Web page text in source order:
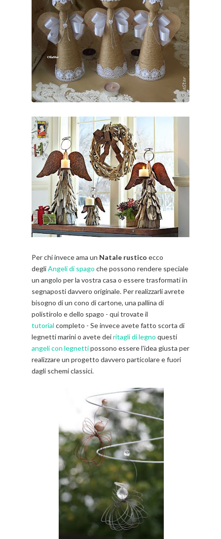
Per chi invece ama un Natale rustico ecco
degliAngeli di spago che possono rendere speciale
un angolo per la vostra casa o essere trasformati in
segnaposti davvero originale. Per realizzarli avrete
bisogno di un cono di cartone, una pallina di
polistirolo e dello spago - qui trovate il
tutorial completo - Se invece avete fatto scorta di
legnetti marini o avete deiritagli di legno questi
angeli con legnettipossono essere l'idea giusta per
realizzare un progetto davvero particolare e fuori
dagli schemi classici.